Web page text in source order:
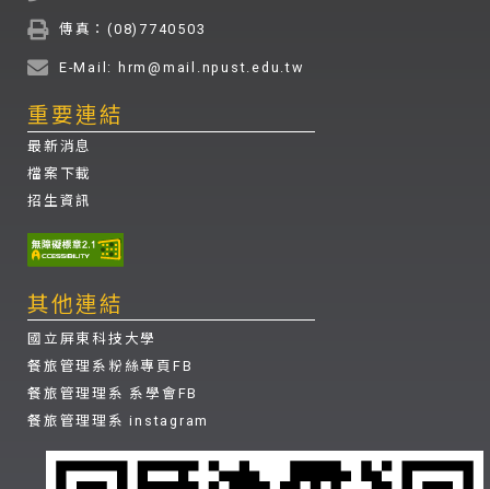
傳真：(08)7740503
E-Mail: hrm@mail.npust.edu.tw
重要連結
最新消息
檔案下載
招生資訊
其他連結
國立屏東科技大學
餐旅管理系粉絲專頁FB
餐旅管理理系 系學會FB
餐旅管理理系 instagram